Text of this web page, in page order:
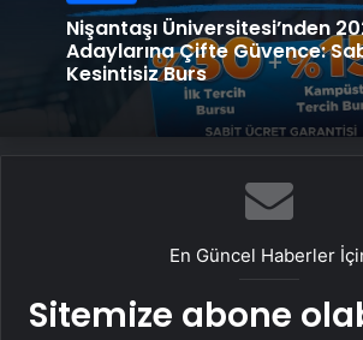
Nişantaşı Üniversitesi’nden
Adaylarına Çifte Güvence:
Kesintisiz Burs
En Güncel Haberler
Sitemize abone